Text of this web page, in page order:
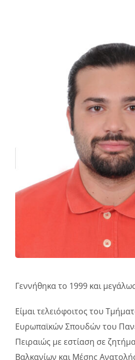
Πολιτική Απορρήτου
Γεννήθηκα το 1999 και
Είμαι τελειόφοιτος του
Ευρωπαϊκών Σπουδών του
Πειραιώς με εστίαση σε
Βαλκανίων και Μέσης